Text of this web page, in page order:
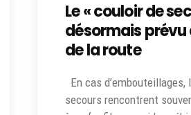
Le « couloir de
désormais prévu
de la route
En cas d’embouteillages,
secours rencontrent